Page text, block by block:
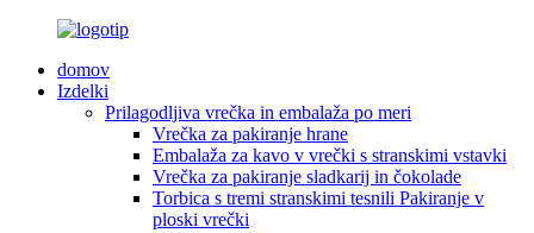
domov
Izdelki
Prilagodljiva vrečka in embalaža po meri
Vrečka za pakiranje hrane
Embalaža za kavo v vrečki s stranskimi vstavki
Vrečka za pakiranje sladkarij in čokolade
Torbica s tremi stranskimi tesnili Pakiranje v
ploski vrečki